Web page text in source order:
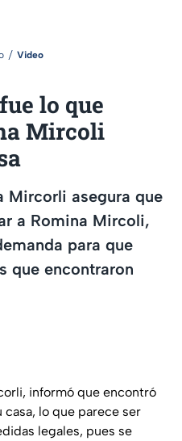
Video
lo que
Mircoli
Mircorli asegura que
a Romina Mircoli,
para que
que encontraron
informó que encontró
lo que parece ser
legales, pues se